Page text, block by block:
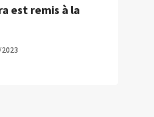
est remis à la